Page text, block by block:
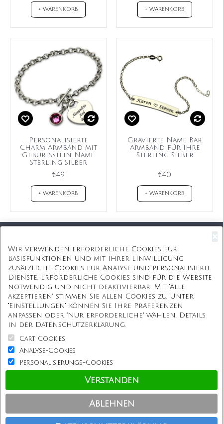
+ WARENKORB + WARENKORB
Personalisierte
Charm Armband mit
Geburtsstein Name
Sterling Silber
€49
+ WARENKORB
Gravierte Name Bar
Armband für Ihre
Sterling Silber
€40
+ WARENKORB
Kostenlose Geschenkbox
Kostenlose Gravur
Unbegrenzte Redesign
ÜBER UNS
Information
Kundenservice
Einkaufen bei uns
Copyright © Personalisierterekette.De, Alle Rechte vorbehalten.
Wir verwenden erforderliche Cookies für
Basisfunktionen und mit Ihrer Einwilligung
zusätzliche Cookies für Analyse und personalisierte
Dienste. Erforderliche Cookies sind für die Website
notwendig und nicht deaktivierbar. Mit "Alle
akzeptieren" stimmen Sie allen Cookies zu. Unter
"Einstellungen" können Sie Ihre Präferenzen
anpassen oder "Nur erforderliche" wählen. Details
in der Datenschutzerklärung.
Cart Cookies
Analyse-Cookies
Personalisierungs-Cookies
Verstanden
Ablehnen